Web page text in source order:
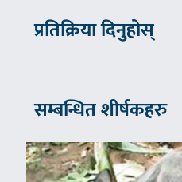
प्रतिक्रिया दिनुहोस्
सम्बन्धित शीर्षकहरु